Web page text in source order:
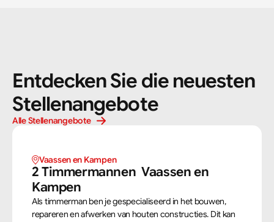
Entdecken Sie die neuesten
Stellenangebote
Alle Stellenangebote
Vaassen en Kampen
2 Timmermannen  Vaassen en
Kampen
Als timmerman ben je gespecialiseerd in het bouwen,
repareren en afwerken van houten constructies. Dit kan